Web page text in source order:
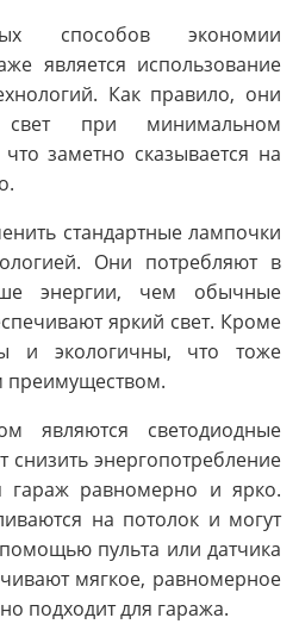
способов экономии
является использование
Как правило, они
свет при минимальном
заметно сказывается на
стандартные лампочки
Они потребляют в
энергии, чем обычные
яркий свет. Кроме
и экологичны, что тоже
преимуществом.
являются светодиодные
энергопотребление
равномерно и ярко.
на потолок и могут
пульта или датчика
мягкое, равномерное
подходит для гаража.